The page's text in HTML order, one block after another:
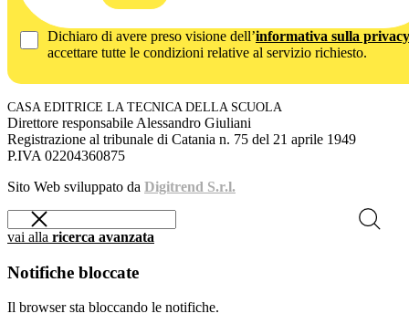
Dichiaro di avere preso visione dell’informativa sulla privacy
accettare tutte le condizioni relative al servizio richiesto.
CASA EDITRICE LA TECNICA DELLA SCUOLA
Direttore responsabile Alessandro Giuliani
Registrazione al tribunale di Catania n. 75 del 21 aprile 1949
P.IVA 02204360875
Sito Web sviluppato da Digitrend S.r.l.
vai alla ricerca avanzata
Notifiche bloccate
Il browser sta bloccando le notifiche.